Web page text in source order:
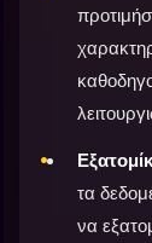
τα
να